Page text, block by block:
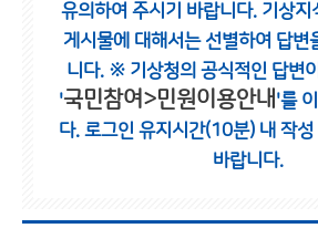
유의하여 주시기 바랍니다. 기상지
게시물에 대해서는 선별하여 답변
니다. ※ 기상청의 공식적인 답변
'국민참여>민원이용안내 '를
다. 로그인 유지시간(10분) 내 작성
바랍니다.